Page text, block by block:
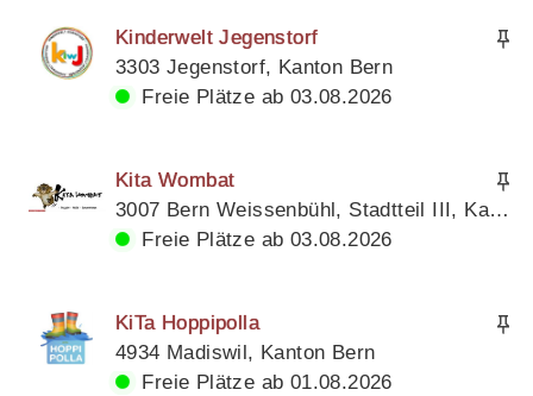
Kinderwelt Jegenstorf
3303 Jegenstorf, Kanton Bern
Freie Plätze ab 03.08.2026
Kita Wombat
3007 Bern Weissenbühl, Stadtteil III, Kanton Bern
Freie Plätze ab 03.08.2026
KiTa Hoppipolla
4934 Madiswil, Kanton Bern
Freie Plätze ab 01.08.2026